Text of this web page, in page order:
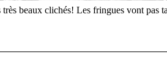
beaux clichés! Les fringues vont pas